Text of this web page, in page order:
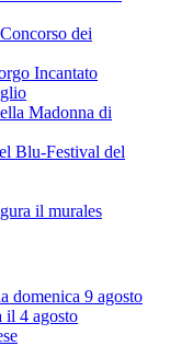
dei
Incantato
Madonna di
Blu-Festival del
il murales
domenica 9 agosto
4 agosto